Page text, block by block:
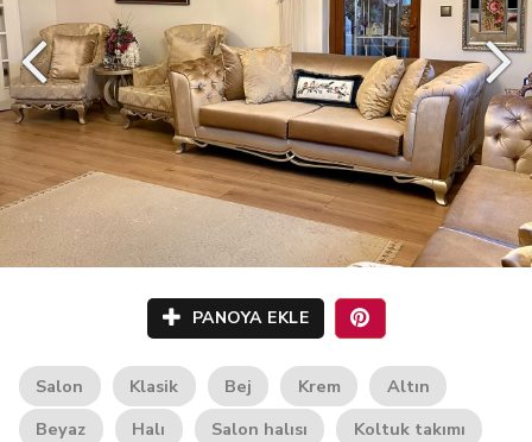
PANOYA EKLE
Salon Klasik Bej Krem
Altın
Beyaz
Halı Salon halısı
Koltuk takımı